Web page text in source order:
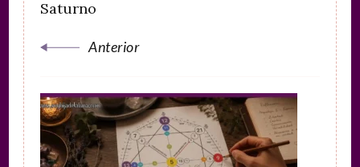
Saturno
Anterior